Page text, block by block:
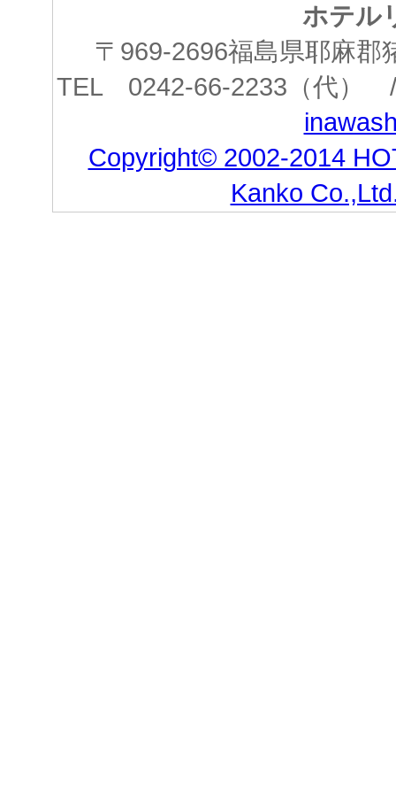
ホテル
〒969-2696福島県耶麻
TEL 0242-66-2233（代
Copyright© 2002-2014
Kanko